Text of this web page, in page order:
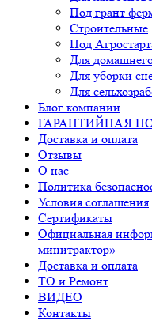
Под грант
Строительные
Под
Для
Для уборки
Для
Блог компании
ГАРАНТИЙНАЯ
Доставка и оплата
Отзывы
О нас
Политика
Условия соглашения
Сертификаты
Официальная
минитрактор»
Доставка и оплата
ТО и Ремонт
ВИДЕО
Контакты